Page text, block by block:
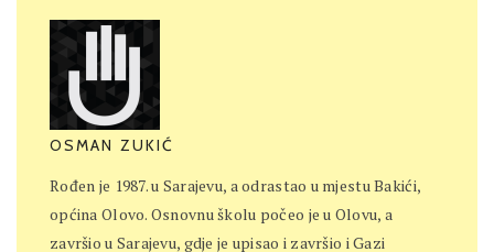
OSMAN ZUKIĆ
Rođen je 1987. u Sarajevu, a odrastao u mjestu Bakići,
općina Olovo. Osnovnu školu počeo je u Olovu, a
završio u Sarajevu, gdje je upisao i završio i Gazi